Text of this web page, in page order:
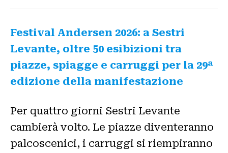
Festival Andersen 2026: a Sestri
Levante, oltre 50 esibizioni tra
piazze, spiagge e carruggi per la 29ª
edizione della manifestazione
Per quattro giorni Sestri Levante
cambierà volto. Le piazze diventeranno
palcoscenici, i carruggi si riempiranno